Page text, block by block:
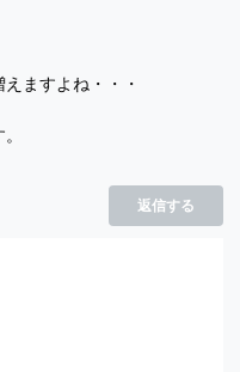
ますよね・・・
返信する